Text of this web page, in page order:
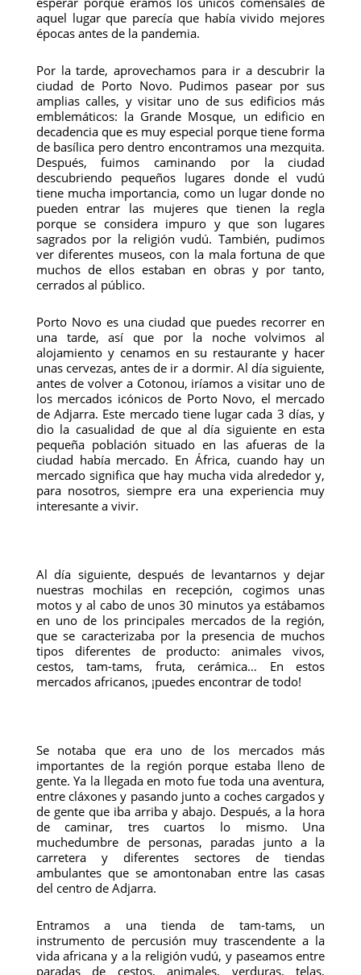
aquel lugar que parecía que había vivido mejores
épocas antes de la pandemia.
Por la tarde, aprovechamos para ir a descubrir la
ciudad de Porto Novo. Pudimos pasear por sus
amplias calles, y visitar uno de sus edificios más
emblemáticos: la Grande Mosque, un edificio en
decadencia que es muy especial porque tiene forma
de basílica pero dentro encontramos una mezquita.
Después, fuimos caminando por la ciudad
descubriendo pequeños lugares donde el vudú
tiene mucha importancia, como un lugar donde no
pueden entrar las mujeres que tienen la regla
porque se considera impuro y que son lugares
sagrados por la religión vudú. También, pudimos
ver diferentes museos, con la mala fortuna de que
muchos de ellos estaban en obras y por tanto,
cerrados al público.
Porto Novo es una ciudad que puedes recorrer en
una tarde, así que por la noche volvimos al
alojamiento y cenamos en su restaurante y hacer
unas cervezas, antes de ir a dormir. Al día siguiente,
antes de volver a Cotonou, iríamos a visitar uno de
los mercados icónicos de Porto Novo, el mercado
de Adjarra. Este mercado tiene lugar cada 3 días, y
dio la casualidad de que al día siguiente en esta
pequeña población situado en las afueras de la
ciudad había mercado. En África, cuando hay un
mercado significa que hay mucha vida alrededor y,
para nosotros, siempre era una experiencia muy
interesante a vivir.
Al día siguiente, después de levantarnos y dejar
nuestras mochilas en recepción, cogimos unas
motos y al cabo de unos 30 minutos ya estábamos
en uno de los principales mercados de la región,
que se caracterizaba por la presencia de muchos
tipos diferentes de producto: animales vivos,
cestos, tam-tams, fruta, cerámica… En estos
mercados africanos, ¡puedes encontrar de todo!
Se notaba que era uno de los mercados más
importantes de la región porque estaba lleno de
gente. Ya la llegada en moto fue toda una aventura,
entre cláxones y pasando junto a coches cargados y
de gente que iba arriba y abajo. Después, a la hora
de caminar, tres cuartos lo mismo. Una
muchedumbre de personas, paradas junto a la
carretera y diferentes sectores de tiendas
ambulantes que se amontonaban entre las casas
del centro de Adjarra.
Entramos a una tienda de tam-tams, un
instrumento de percusión muy trascendente a la
vida africana y a la religión vudú, y paseamos entre
paradas de cestos, animales, verduras, telas,